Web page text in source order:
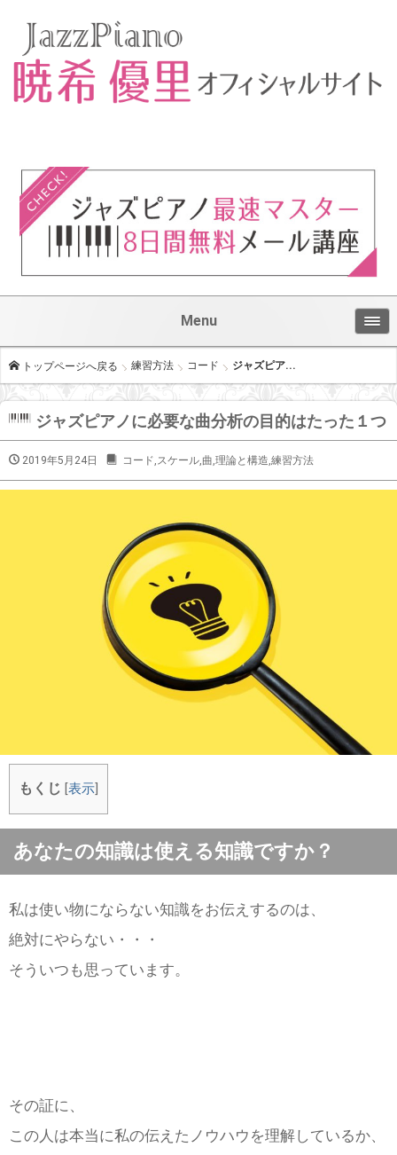
Menu
トップページへ戻る 練習方法 コード ジャズピア...
ジャズピアノに必要な曲分析の目的はたった１つ
2019年5月24日 コード,スケール,曲,理論と構造,練習方法
もくじ 表示
あなたの知識は使える知識ですか？
私は使い物にならない知識をお伝えするのは、
絶対にやらない・・・
そういつも思っています。
その証に、
この人は本当に私の伝えたノウハウを理解しているか、